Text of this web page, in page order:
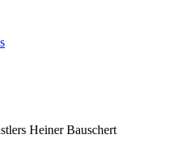
Heiner Bauschert